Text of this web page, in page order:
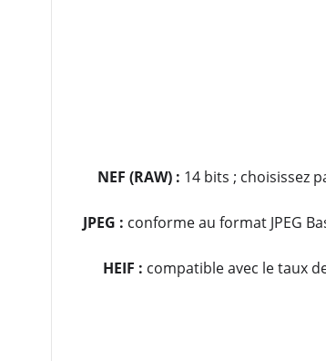
NEF (RAW) : 14 bits ; choisissez
JPEG : conforme au format JPEG
HEIF : compatible avec le taux